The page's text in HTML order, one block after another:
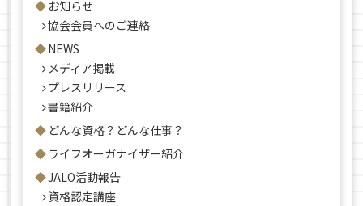
お知らせ
協会会員へのご連絡
NEWS
メディア掲載
プレスリリース
書籍紹介
どんな資格？どんな仕事？
ライフオーガナイザー紹介
JALO活動報告
資格認定講座